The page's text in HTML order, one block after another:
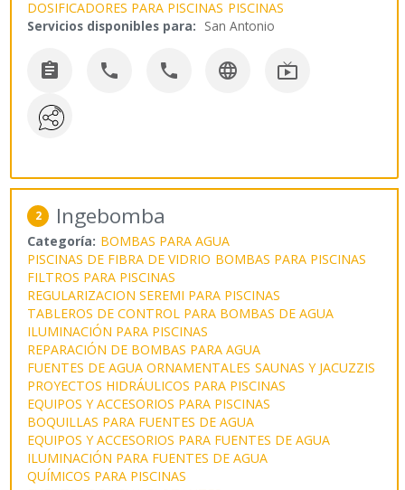
DOSIFICADORES PARA PISCINAS PISCINAS
Servicios disponibles para: San Antonio
    
2 Ingebomba
Categoría: BOMBAS PARA AGUA
PISCINAS DE FIBRA DE VIDRIO BOMBAS PARA PISCINAS
FILTROS PARA PISCINAS
REGULARIZACION SEREMI PARA PISCINAS
TABLEROS DE CONTROL PARA BOMBAS DE AGUA
ILUMINACIÓN PARA PISCINAS
REPARACIÓN DE BOMBAS PARA AGUA
FUENTES DE AGUA ORNAMENTALES SAUNAS Y JACUZZIS
PROYECTOS HIDRÁULICOS PARA PISCINAS
EQUIPOS Y ACCESORIOS PARA PISCINAS
BOQUILLAS PARA FUENTES DE AGUA
EQUIPOS Y ACCESORIOS PARA FUENTES DE AGUA
ILUMINACIÓN PARA FUENTES DE AGUA
QUÍMICOS PARA PISCINAS